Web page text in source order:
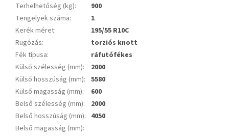
Terhelhetőség (kg):
900
Tengelyek száma:
1
Kerék méret:
195/55 R10C
Rugózás:
torziós knott
Fék típusa:
ráfutófékes
Külső szélesség (mm):
2000
Külső hosszúság (mm): 5580
Külső magasság (mm):
600
Belső szélesség (mm):
2000
Belső hosszúság (mm): 4050
Belső magasság (mm):